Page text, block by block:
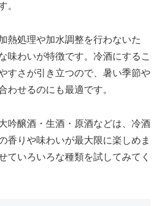
。
熱処理や加水調整を行わないた
味わいが特徴です。冷酒にするこ
すさが引き立つので、暑い季節や
わせるのにも最適です。
吟醸酒・生酒・原酒などは、冷酒
香りや味わいが最大限に楽しめま
ていろいろな種類を試してみてく